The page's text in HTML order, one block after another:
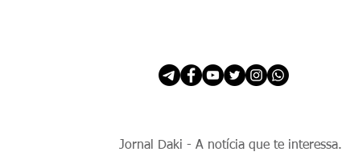
Jornal Daki - A notícia que te interessa.